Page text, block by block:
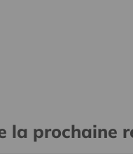
la prochaine